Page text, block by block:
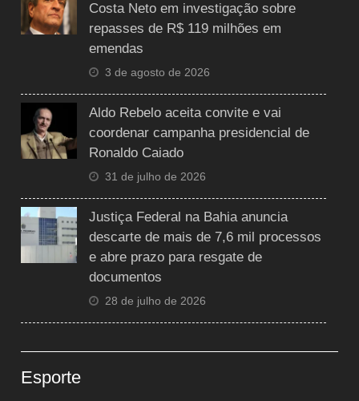
Costa Neto em investigação sobre
repasses de R$ 119 milhões em
emendas
3 de agosto de 2026
Aldo Rebelo aceita convite e vai
coordenar campanha presidencial de
Ronaldo Caiado
31 de julho de 2026
Justiça Federal na Bahia anuncia
descarte de mais de 7,6 mil processos
e abre prazo para resgate de
documentos
28 de julho de 2026
Esporte